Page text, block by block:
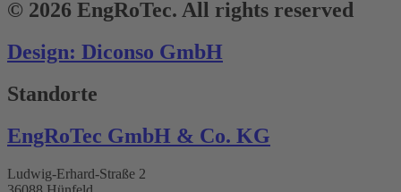
© 2026 EngRoTec. All rights reserved
Design: Diconso GmbH
Standorte
EngRoTec GmbH & Co. KG
Ludwig-Erhard-Straße 2